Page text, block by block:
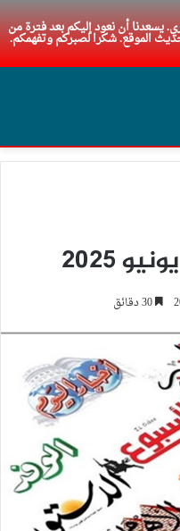
يسعدنا أن نعود إليكم بعد فترة من
الموقع. شكرا لصبركم وتفهمكم.